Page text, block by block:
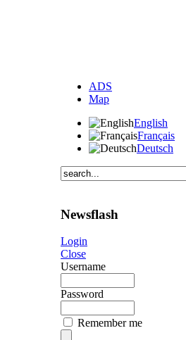
ADS
Map
English
Français
Deutsch
Newsflash
Login
Close
Username
Password
Remember me